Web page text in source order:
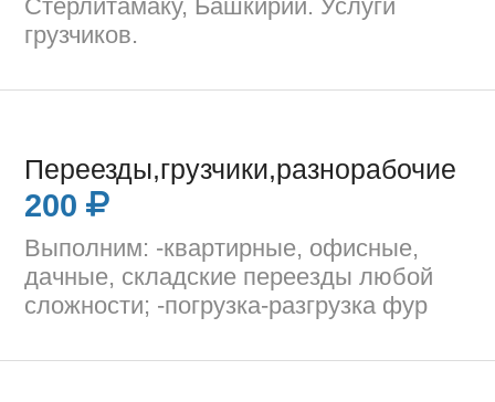
Стерлитамаку, Башкирии. Услуги
грузчиков.
Переезды,грузчики,разнорабочие
200
Выполним: -квартирные, офисные,
дачные, складские переезды любой
сложности; -погрузка-разгрузка фур